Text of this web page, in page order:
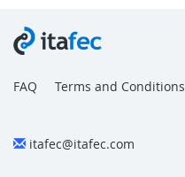
FAQ Terms and Conditions
itafec@itafec.com